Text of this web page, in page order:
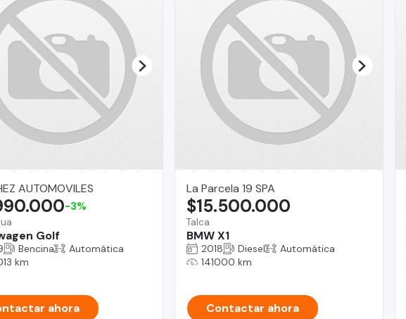
AUTOMOVILES
Golf
-3%
Bencina
Automática
km
ahora
La Parcela 19 SPA
Talca
BMW X1
$15.500.000
2018 Diesel
Automática
141000 km
Contactar ahora